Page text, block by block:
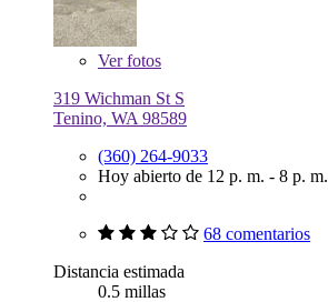
Verfotos
319 Wichman St S
Tenino, WA 98589
(360) 264-9033
Hoy abierto de 12 p. m. - 8 p. m.
68 comentarios
Distancia estimada
0.5 millas